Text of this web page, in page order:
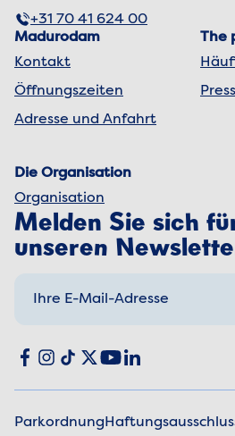
+31 70 41 624 00
Madurodam
Kontakt
Öffnungszeiten
Adresse und Anfahrt
The
Die Organisation
Organisation
Melden Sie sich
unseren
Social media
Facebook
Instagram
TikTok
X YouTube
LinkedIn
Parkordnung